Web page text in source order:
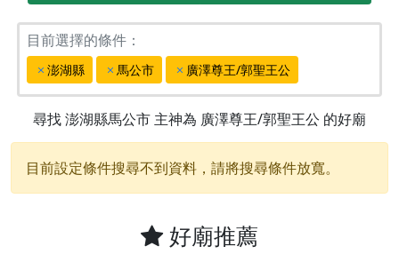
目前選擇的條件：
澎湖縣 馬公市 廣澤尊王/郭聖王公
尋找澎湖縣馬公市 主神為 廣澤尊王/郭聖王公 的好廟
目前設定條件搜尋不到資料，請將搜尋條件放寬。
好廟推薦